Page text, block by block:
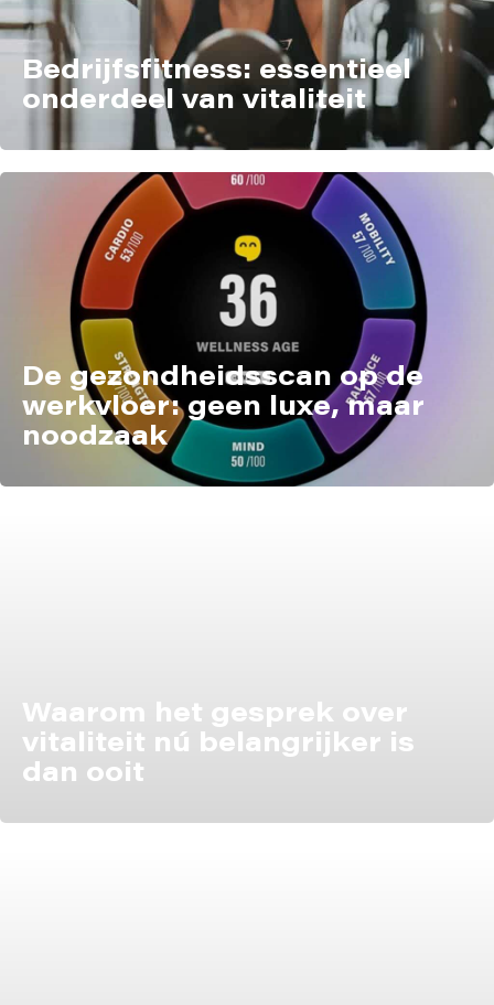
Bedrijfsfitness: essentieel
onderdeel van vitaliteit
De gezondheidsscan op de
werkvloer: geen luxe, maar
noodzaak
Waarom het gesprek over
vitaliteit nú belangrijker is
dan ooit